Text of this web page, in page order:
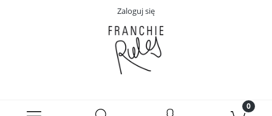
Zaloguj się